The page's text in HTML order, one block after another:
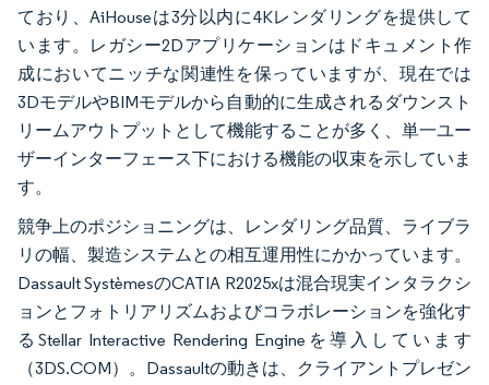
ており、AiHouseは3分以内に4Kレンダリングを提供して
います。レガシー2Dアプリケーションはドキュメント作
成においてニッチな関連性を保っていますが、現在では
3DモデルやBIMモデルから自動的に生成されるダウンスト
リームアウトプットとして機能することが多く、単一ユー
ザーインターフェース下における機能の収束を示していま
す。
競争上のポジショニングは、レンダリング品質、ライブラ
リの幅、製造システムとの相互運用性にかかっています。
Dassault SystèmesのCATIA R2025xは混合現実インタラクシ
ョンとフォトリアリズムおよびコラボレーションを強化す
るStellar Interactive Rendering Engineを導入しています
（3DS.COM）。Dassaultの動きは、クライアントプレゼン